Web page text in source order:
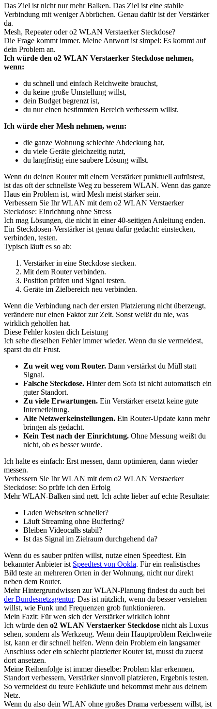
Das Ziel ist nicht nur mehr Balken. Das Ziel ist eine stabile
Verbindung mit weniger Abbrüchen. Genau dafür ist der Verstärker
da.
Mesh, Repeater oder o2 WLAN Verstaerker Steckdose?
Die Frage kommt immer. Meine Antwort ist simpel: Es kommt auf
dein Problem an.
Ich würde den o2 WLAN Verstaerker Steckdose nehmen,
wenn:
du schnell und einfach Reichweite brauchst,
du keine große Umstellung willst,
dein Budget begrenzt ist,
du nur einen bestimmten Bereich verbessern willst.
Ich würde eher Mesh nehmen, wenn:
die ganze Wohnung schlechte Abdeckung hat,
du viele Geräte gleichzeitig nutzt,
du langfristig eine saubere Lösung willst.
Wenn du deinen Router mit einem Verstärker punktuell aufrüstest,
ist das oft der schnellste Weg zu besserem WLAN. Wenn das ganze
Haus ein Problem ist, wird Mesh meist stärker sein.
Verbessern Sie Ihr WLAN mit dem o2 WLAN Verstaerker
Steckdose: Einrichtung ohne Stress
Ich mag Lösungen, die nicht in einer 40-seitigen Anleitung enden.
Ein Steckdosen-Verstärker ist genau dafür gedacht: einstecken,
verbinden, testen.
Typisch läuft es so ab:
Verstärker in eine Steckdose stecken.
Mit dem Router verbinden.
Position prüfen und Signal testen.
Geräte im Zielbereich neu verbinden.
Wenn die Verbindung nach der ersten Platzierung nicht überzeugt,
verändere nur einen Faktor zur Zeit. Sonst weißt du nie, was
wirklich geholfen hat.
Diese Fehler kosten dich Leistung
Ich sehe dieselben Fehler immer wieder. Wenn du sie vermeidest,
sparst du dir Frust.
Zu weit weg vom Router. Dann verstärkst du Müll statt
Signal.
Falsche Steckdose. Hinter dem Sofa ist nicht automatisch ein
guter Standort.
Zu viele Erwartungen. Ein Verstärker ersetzt keine gute
Internetleitung.
Alte Netzwerkeinstellungen. Ein Router-Update kann mehr
bringen als gedacht.
Kein Test nach der Einrichtung. Ohne Messung weißt du
nicht, ob es besser wurde.
Ich halte es einfach: Erst messen, dann optimieren, dann wieder
messen.
Verbessern Sie Ihr WLAN mit dem o2 WLAN Verstaerker
Steckdose: So prüfe ich den Erfolg
Mehr WLAN-Balken sind nett. Ich achte lieber auf echte Resultate:
Laden Webseiten schneller?
Läuft Streaming ohne Buffering?
Bleiben Videocalls stabil?
Ist das Signal im Zielraum durchgehend da?
Wenn du es sauber prüfen willst, nutze einen Speedtest. Ein
bekannter Anbieter ist Speedtest von Ookla. Für ein realistisches
Bild teste an mehreren Orten in der Wohnung, nicht nur direkt
neben dem Router.
Mehr Hintergrundwissen zur WLAN-Planung findest du auch bei
der Bundesnetzagentur. Das ist nützlich, wenn du besser verstehen
willst, wie Funk und Frequenzen grob funktionieren.
Mein Fazit: Für wen sich der Verstärker wirklich lohnt
Ich würde den o2 WLAN Verstaerker Steckdose nicht als Luxus
sehen, sondern als Werkzeug. Wenn dein Hauptproblem Reichweite
ist, kann er dir schnell helfen. Wenn dein Problem ein langsamer
Anschluss oder ein schlecht platzierter Router ist, musst du zuerst
dort ansetzen.
Meine Reihenfolge ist immer dieselbe: Problem klar erkennen,
Standort verbessern, Verstärker sinnvoll platzieren, Ergebnis testen.
So vermeidest du teure Fehlkäufe und bekommst mehr aus deinem
Netz.
Wenn du also dein WLAN ohne großes Drama verbessern willst, ist